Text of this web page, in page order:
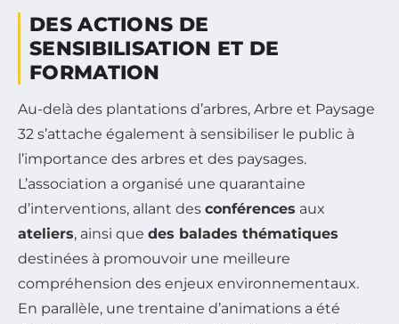
DES ACTIONS DE
SENSIBILISATION ET DE
FORMATION
Au-delà des plantations d’arbres, Arbre et Paysage
32 s’attache également à sensibiliser le public à
l’importance des arbres et des paysages.
L’association a organisé une quarantaine
d’interventions, allant des conférences aux
ateliers, ainsi que des balades thématiques
destinées à promouvoir une meilleure
compréhension des enjeux environnementaux.
En parallèle, une trentaine d’animations a été